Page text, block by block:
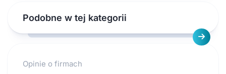
Podobne w tej kategorii
Opinie o firmach